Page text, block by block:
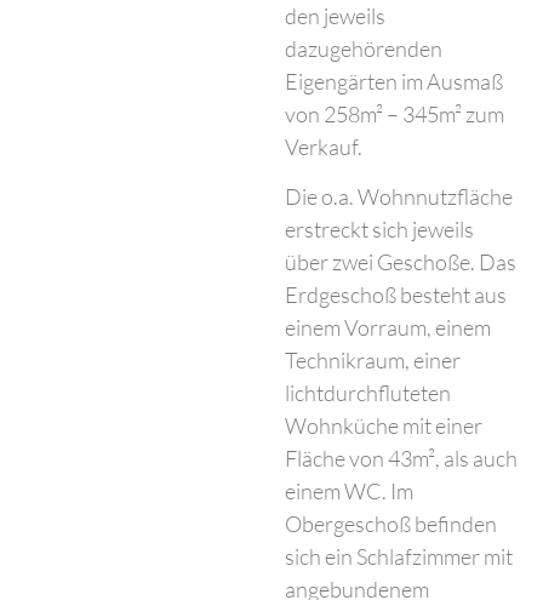
den jeweils
dazugehörenden
Eigengärten im Ausmaß
von 258m² – 345m² zum
Verkauf.
Die o.a. Wohnnutzfläche
erstreckt sich jeweils
über zwei Geschoße. Das
Erdgeschoß besteht aus
einem Vorraum, einem
Technikraum, einer
lichtdurchfluteten
Wohnküche mit einer
Fläche von 43m², als auch
einem WC. Im
Obergeschoß befinden
sich ein Schlafzimmer mit
angebundenem